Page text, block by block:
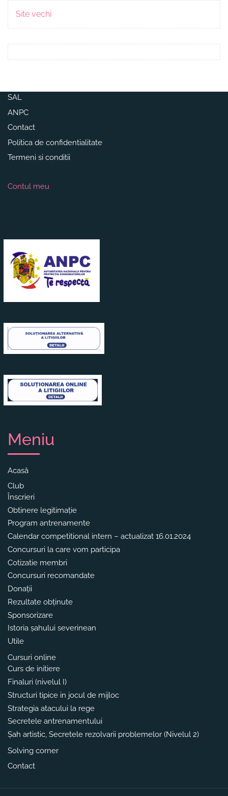
Site vechi
SAL
ANPC
Contact
Politica de confidentialitate
Termeni si conditii
Contul meu
Meniu
Acasă
Club
Înscrieri
Obtinere legitimație
Program antrenamente
Calendar competitional intern – actualizat 16.01.2024
Concursuri la care vom participa
Cotizatie membri
Concursuri recomandate
Donații
Rezultate obținute
Sponsorizare
Istoria șahului severinean
Utile
Cursuri online
Curs de initiere
Finaluri (nivelul I)
Structuri tipice in jocul de mijloc
Strategia atacului la rege
Secretele antrenamentului
Șah artistic, Secretele rezolvarii problemelor (Nivelul 2)
Solving corner
Contact